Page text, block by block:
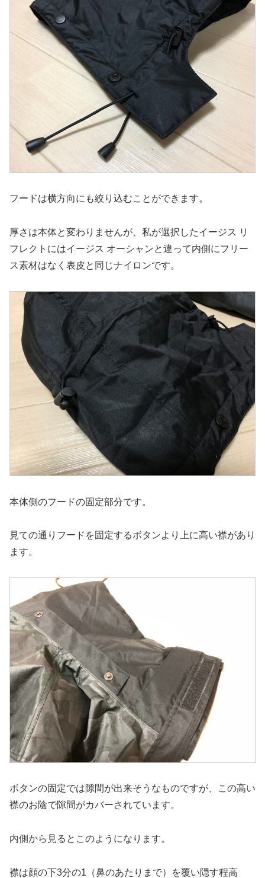
フードは横方向にも絞り込むことができます。
厚さは本体と変わりませんが、私が選択したイージス リ
フレクトにはイージス オーシャンと違って内側にフリー
ス素材はなく表皮と同じナイロンです。
本体側のフードの固定部分です。
見ての通りフードを固定するボタンより上に高い襟があり
ます。
ボタンの固定では隙間が出来そうなものですが、この高い
襟のお陰で隙間がカバーされています。
内側から見るとこのようになります。
襟は顔の下3分の1（鼻のあたりまで）を覆い隠す程高